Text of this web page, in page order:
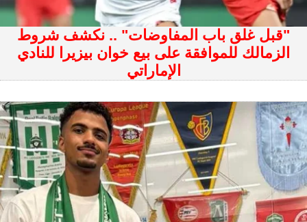
"قبل غلق باب المفاوضات" .. نكشف شروط
الزمالك للموافقة على بيع خوان بيزيرا للنادي
الإماراتي